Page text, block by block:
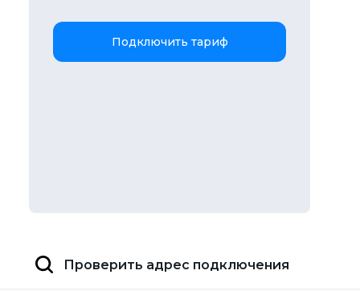
Подключить тариф
Проверить адрес подключения